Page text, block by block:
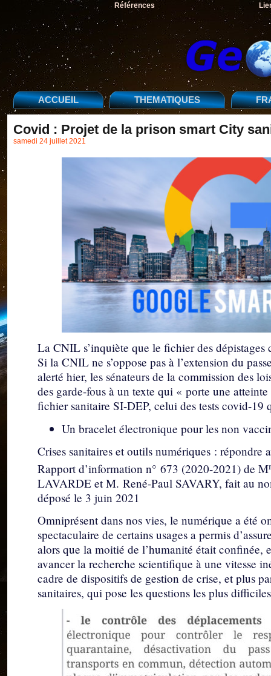
Références
ACCUEIL THEMATIQUES
Covid : Projet de la prison smart City
samedi 24 juillet 2021
La CNIL s’inquiète que le fichier des
Si la CNIL ne s’oppose pas à l’extension du
alerté hier, les sénateurs de la commission des
des garde-fous à un texte qui « porte une
fichier sanitaire SI-DEP, celui des tests covid-19
Un bracelet électronique pour les non
Crises sanitaires et outils numériques : répondre
Rapport d’information n° 673 (2020-2021) de M
LAVARDE et M. René-Paul SAVARY, fait au
déposé le 3 juin 2021
Omniprésent dans nos vies, le numérique a été
spectaculaire de certains usages a permis
alors que la moitié de l’humanité était confinée,
avancer la recherche scientifique à une vitesse
cadre de dispositifs de gestion de crise, et plus
sanitaires, qui pose les questions les plus